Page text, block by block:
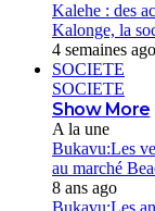
Kalehe : des
Kalonge, la
4 semaines ago
SOCIETE
SOCIETE
Show More
A la une
Bukavu:Les
au marché
8 ans ago
Bukavu:Les